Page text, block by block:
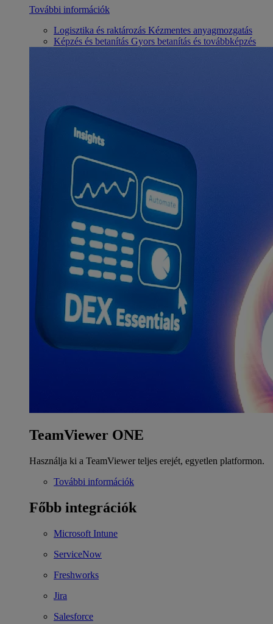
További információk
Logisztika és raktározás Kézmentes anyagmozgatás
Képzés és betanítás Gyors betanítás és továbbképzés
TeamViewer ONE
Használja ki a TeamViewer teljes erejét, egyetlen platformon.
További információk
Főbb integrációk
Microsoft Intune
ServiceNow
Freshworks
Jira
Salesforce